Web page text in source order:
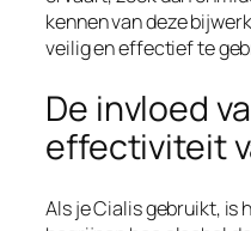
kennen van deze
veilig en effectief te
De invloed
effectiviteit
Als je Cialis gebruikt, is